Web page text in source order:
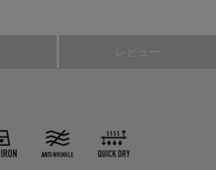
レビュー